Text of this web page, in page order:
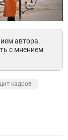
автора.
с мнением
кадров